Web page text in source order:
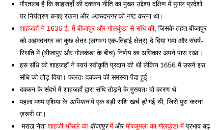
गौरतलब है कि शाहजहाँ की दक्कन नीति का मुख्य उद्देश्य दक्षिण में मुगल प्रदेशों
पर नियंत्रण बनाए रखना और अहमदनगर को नष्ट करना था।
शाहजहाँ ने 1636 ई. में बीजापुर और गोलकुंडा से संधि की, जिसके तहत बीजापुर
को अहमदनगर का कुछ क्षेत्र (लगभग एक-तिहाई क्षेत्र) दे दिया गया और संघर्ष-
स्थिति में (बीजापुर और गोलकंडा के बीच) निर्णय का अधिकार अपने पास रखा।
इस संधि को शाहजहाँ ने स्वयं स्वीकृति प्रदान की थी लेकिन 1656 में उसने इस
संधि को तोड़ दिया। फलतः दक्कन की समस्या पैदा हुई।
दक्कन के संदर्भ में शाहजहाँ द्वारा संधि तोड़ने के मुख्यतः दो कारण थे
पहला मध्य एशिया के अभियान में एक बड़ी राशि खर्च हो गई थी, जिसे पूरा करना
ज़रूरी था।
मराठा नेता शाहजी भोंसले का बीजापुर में और मीरजुमला का गोलकुंडा में प्रभाव बढ़